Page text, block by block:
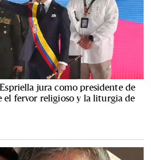
jura como presidente de
el fervor religioso y la liturgia de